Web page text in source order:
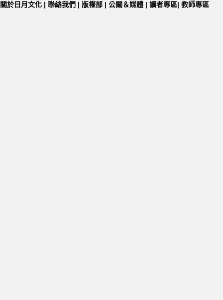
關於日月文化 | 聯絡我們 | 版權部 | 公關＆媒體 | 讀者專區| 教師專區